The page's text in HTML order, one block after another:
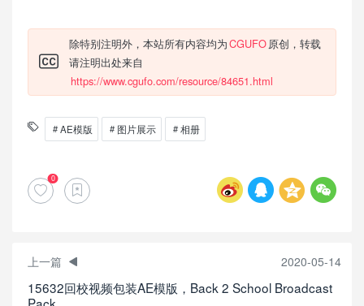
除特别注明外，本站所有内容均为CGUFO原创，转载
请注明出处来自
https://www.cgufo.com/resource/84651.html
AE模版 图片展示 相册
0
上一篇 2020-05-14
15632回校视频包装AE模版，Back 2 School Broadcast